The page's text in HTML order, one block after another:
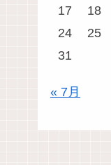
17
18
24
25
31
« 7月